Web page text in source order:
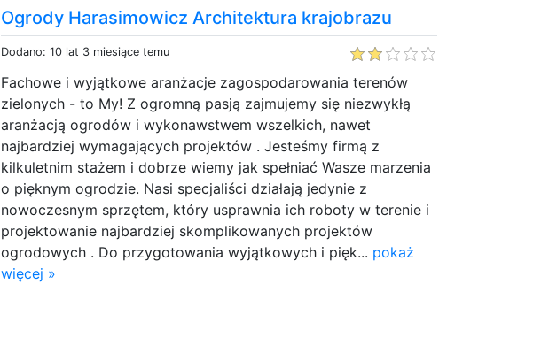
Ogrody Harasimowicz Architektura krajobrazu
Dodano: 10 lat 3 miesiące temu
Fachowe i wyjątkowe aranżacje zagospodarowania terenów
zielonych - to My! Z ogromną pasją zajmujemy się niezwykłą
aranżacją ogrodów i wykonawstwem wszelkich, nawet
najbardziej wymagających projektów . Jesteśmy firmą z
kilkuletnim stażem i dobrze wiemy jak spełniać Wasze marzenia
o pięknym ogrodzie. Nasi specjaliści działają jedynie z
nowoczesnym sprzętem, który usprawnia ich roboty w terenie i
projektowanie najbardziej skomplikowanych projektów
ogrodowych . Do przygotowania wyjątkowych i pięk... pokaż
więcej »